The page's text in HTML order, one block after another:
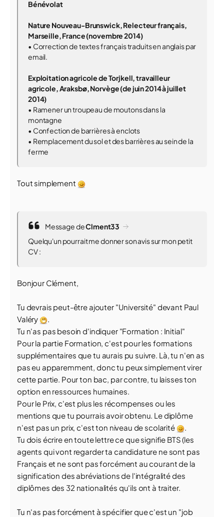
Bénévolat
Nature Nouveau-Brunswick, Relecteur français,
Marseille, France (novembre 2014)
• Correction de textes français traduits en anglais par
email.
Exploitation agricole de Torjkell, travailleur
agricole, Araksbø, Norvège (de juin 2014 à juillet
2014)
• Ramener un troupeau de moutons dans la
montagne
• Confection de barrières à enclots
• Remplacement du sol et des barrières au sein de la
ferme
Tout simplement
Message deClment33
Quelqu'un pourrait me donner son avis sur mon petit
CV :
Bonjour Clément,
Tu devrais peut-être ajouter "Université" devant Paul
Valéry
.
Tu n'as pas besoin d'indiquer "Formation : Initial"
Pour la partie Formation, c'est pour les formations
supplémentaires que tu aurais pu suivre. Là, tu n'en as
pas eu apparemment, donc tu peux simplement virer
cette partie. Pour ton bac, par contre, tu laisses ton
option en ressources humaines.
Pour le Prix, c'est plus les récompenses ou les
mentions que tu pourrais avoir obtenu. Le diplôme
n'est pas un prix, c'est ton niveau de scolarité
.
Tu dois écrire en toute lettre ce que signifie BTS (les
agents qui vont regarder ta candidature ne sont pas
Français et ne sont pas forcément au courant de la
signification des abréviations de l'intégralité des
diplômes des 32 nationalités qu'ils ont à traiter.
Tu n'as pas forcément à spécifier que c'est un "job